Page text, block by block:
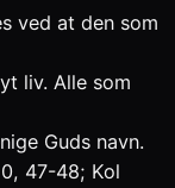
ved at den som
liv. Alle som
Guds navn.
47-48; Kol